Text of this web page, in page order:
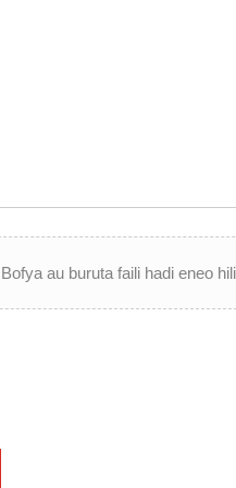
Bofya au buruta faili hadi eneo